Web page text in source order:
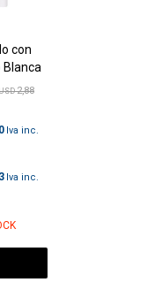
con
Blanca
2,88